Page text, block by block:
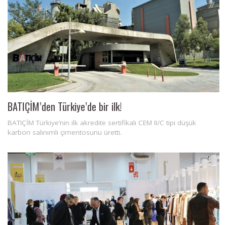
BATIÇİM’den Türkiye’de bir ilk!
BATIÇİM Türkiye’nin ilk akredite sertifikalı CEM II/C tipi düşük
karbon salınımlı çimentosunu üretti.